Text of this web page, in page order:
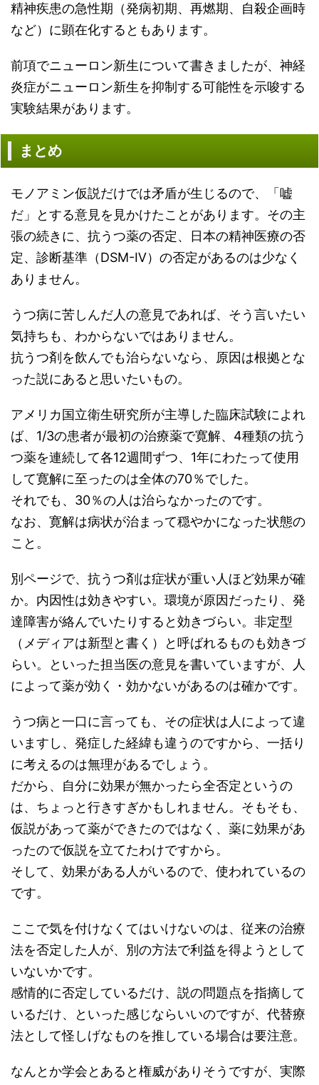
精神疾患の急性期（発病初期、再燃期、自殺企画時
など）に顕在化するともあります。
前項でニューロン新生について書きましたが、神経
炎症がニューロン新生を抑制する可能性を示唆する
実験結果があります。
まとめ
モノアミン仮説だけでは矛盾が生じるので、「嘘
だ」とする意見を見かけたことがあります。その主
張の続きに、抗うつ薬の否定、日本の精神医療の否
定、診断基準（DSM-Ⅳ）の否定があるのは少なく
ありません。
うつ病に苦しんだ人の意見であれば、そう言いたい
気持ちも、わからないではありません。
抗うつ剤を飲んでも治らないなら、原因は根拠とな
った説にあると思いたいもの。
アメリカ国立衛生研究所が主導した臨床試験によれ
ば、1/3の患者が最初の治療薬で寛解、4種類の抗う
つ薬を連続して各12週間ずつ、1年にわたって使用
して寛解に至ったのは全体の70％でした。
それでも、30％の人は治らなかったのです。
なお、寛解は病状が治まって穏やかになった状態の
こと。
別ページで、抗うつ剤は症状が重い人ほど効果が確
か。内因性は効きやすい。環境が原因だったり、発
達障害が絡んでいたりすると効きづらい。非定型
（メディアは新型と書く）と呼ばれるものも効きづ
らい。といった担当医の意見を書いていますが、人
によって薬が効く・効かないがあるのは確かです。
うつ病と一口に言っても、その症状は人によって違
いますし、発症した経緯も違うのですから、一括り
に考えるのは無理があるでしょう。
だから、自分に効果が無かったら全否定というの
は、ちょっと行きすぎかもしれません。そもそも、
仮説があって薬ができたのではなく、薬に効果があ
ったので仮説を立てたわけですから。
そして、効果がある人がいるので、使われているの
です。
ここで気を付けなくてはいけないのは、従来の治療
法を否定した人が、別の方法で利益を得ようとして
いないかです。
感情的に否定しているだけ、説の問題点を指摘して
いるだけ、といった感じならいいのですが、代替療
法として怪しげなものを推している場合は要注意。
なんとか学会とあると権威がありそうですが、実際